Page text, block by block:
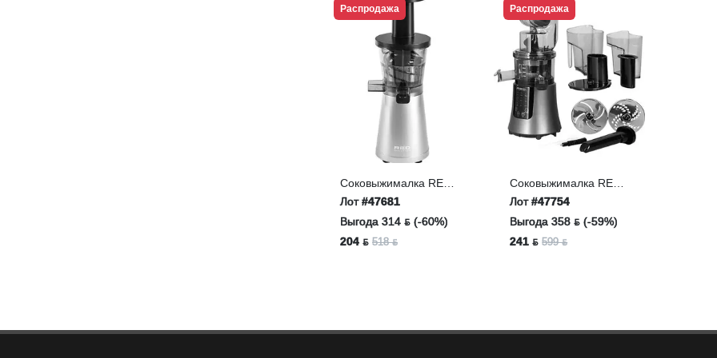
Распродажа
Соковыжималка RED
SOLUTION RJ-914S
Лот#47681
Выгода 314 ƃ (-60%)
204 ƃ 518 ƃ
Распродажа
Соковыжималка RED
SOLUTION RJ-912S
Лот#47754
Выгода 358 ƃ (-59%)
241 ƃ 599 ƃ